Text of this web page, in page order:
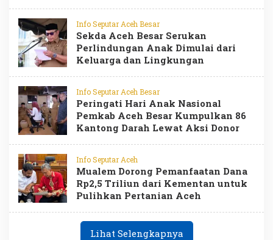
Info Seputar Aceh Besar
Sekda Aceh Besar Serukan
Perlindungan Anak Dimulai dari
Keluarga dan Lingkungan
Info Seputar Aceh Besar
Peringati Hari Anak Nasional
Pemkab Aceh Besar Kumpulkan 86
Kantong Darah Lewat Aksi Donor
Info Seputar Aceh
Mualem Dorong Pemanfaatan Dana
Rp2,5 Triliun dari Kementan untuk
Pulihkan Pertanian Aceh
Lihat Selengkapnya